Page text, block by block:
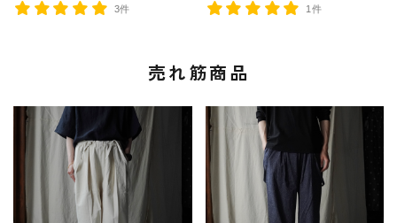
3件 1件
売れ筋商品